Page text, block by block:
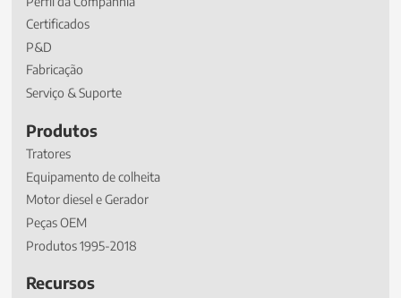
Certificados
P&D
Fabricação
Serviço & Suporte
Produtos
Tratores
Equipamento de colheita
Motor diesel e Gerador
Peças OEM
Produtos 1995-2018
Recursos